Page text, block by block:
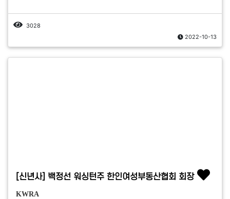
3028
2022-10-13
[신년사] 백정선 워싱턴주 한인여성부동산협회 회장
KWRA